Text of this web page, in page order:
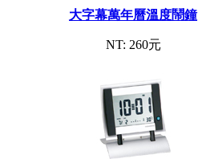
大字幕萬年曆溫度鬧鐘
NT: 260元